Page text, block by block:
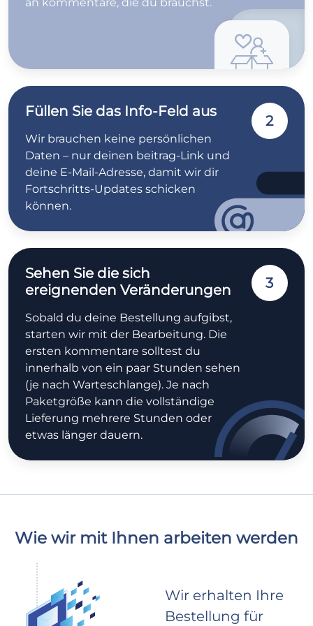
Füllen Sie das Info-Feld aus
Wir brauchen keine persönlichen
Daten – nur deinen beitrag-Link und
deine E-Mail-Adresse, damit wir dir
Fortschritts-Updates schicken
können.
2
Sehen Sie die sich
ereignenden Veränderungen
Sobald du deine Bestellung aufgibst,
starten wir mit der Bearbeitung. Die
ersten kommentare solltest du
innerhalb von ein paar Stunden sehen
(je nach Warteschlange). Je nach
Paketgröße kann die vollständige
Lieferung mehrere Stunden oder
etwas länger dauern.
3
Wie wir mit Ihnen arbeiten werden
Wir erhalten Ihre
Bestellung für